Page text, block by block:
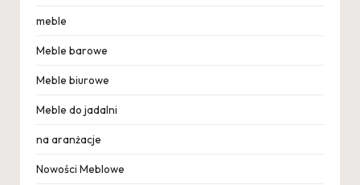
meble
Meble barowe
Meble biurowe
Meble do jadalni
na aranżacje
Nowości Meblowe